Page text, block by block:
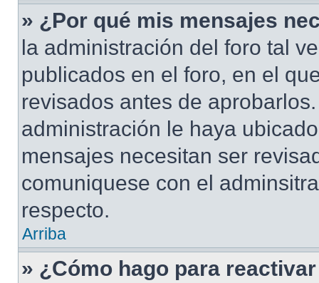
» ¿Por qué mis mensajes
la administración del foro tal
publicados en el foro, en el
revisados antes de
administración le haya
mensajes necesitan ser
comuniquese con el
respecto.
Arriba
» ¿Cómo hago para